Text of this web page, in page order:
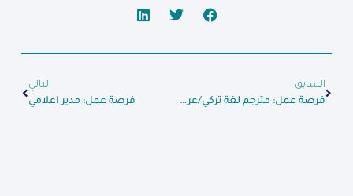
السابق
فرصة عمل: مترجم لغة تركي/عربي
التالي
فرصة عمل: مدير اعلامي